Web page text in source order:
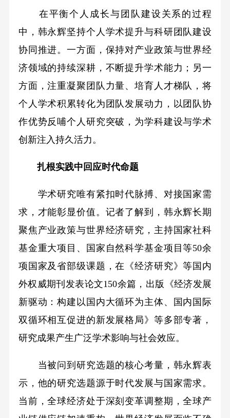
在平衡个人成长与团队建设关系的过程
中，韩永辉坚持个人学术提升与科研团队建设
协同推进。一方面，保持对产业政策与世界经
济领域的持续深耕，不断提升学术能力；另一
方面，注重凝聚团队力量、培育人才梯队，将
个人学术积累转化为团队发展动力，以团队协
作优势反哺个人研究突破，为学科建设与学术
创新注入持久活力。
扎根实践中回应时代命题
学术研究唯有紧扣时代脉搏、对接国家需
求，才能彰显价值。记者了解到，韩永辉长期
聚焦产业政策与世界经济研究，主持国家社科
基金重大项目、国家自然科学基金项目等50余
项国家及省部级课题，在《经济研究》等国内
外权威期刊发表论文150余篇，出版《经济发展
新驱动：构建以国内大循环为主体、国内国际
双循环相互促进的新发展格局》等多部专著，
研究成果产生广泛学术影响与社会效应。
当被问到研究选题的核心考量，韩永辉表
示，他的研究选题源于时代发展与国家需求。
当前，全球经济处于深刻变革调整期，全球产